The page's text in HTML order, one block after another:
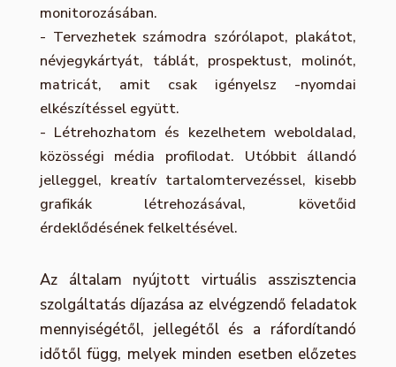
monitorozásában.
- Tervezhetek számodra szórólapot, plakátot,
névjegykártyát, táblát, prospektust, molinót,
matricát, amit csak igényelsz -nyomdai
elkészítéssel együtt.
- ️Létrehozhatom és kezelhetem weboldalad,
közösségi média profilodat. Utóbbit állandó
jelleggel, kreatív tartalomtervezéssel, kisebb
grafikák létrehozásával, követőid
érdeklődésének felkeltésével.
Az általam nyújtott virtuális asszisztencia
szolgáltatás díjazása az elvégzendő feladatok
mennyiségétől, jellegétől és a ráfordítandó
időtől függ, melyek minden esetben előzetes